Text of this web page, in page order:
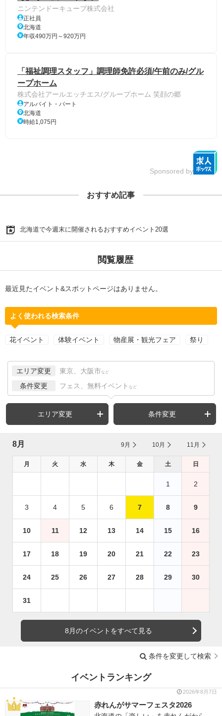
ニンテンドーキューブ株式会社
正社員
北海道
年収490万円～920万円
「福祉調理スタッフ」調理師免許必須/午前のみ/グル
ープホーム
株式会社アールエッチエス/グループホーム 笑顔の郷
アルバイト・パート
北海道
時給1,075円
Sponsored by
おすすめ記事
北海道で今週末に開催されるおすすめイベント20選
閲覧履歴
最近見たイベント&スポットページはありません。
よく使われる検索条件
花イベント 体験イベント 物産展・観光フェア 祭り
エリア変更 東京、大阪市 など
条件変更 フェス、無料イベント など
エリア変更 条件変更
8月 9月 10月 11月
月 火 水 木 金 土 日
1 2
3 4 5 6 7 8 9
10 11 12 13 14 15 16
17 18 19 20 21 22 23
24 25 26 27 28 29 30
31
8月のイベントをすべて見る
条件を変更して検索
イベントランキング
2026年8月7日
赤れんがサマーフェスタ2026